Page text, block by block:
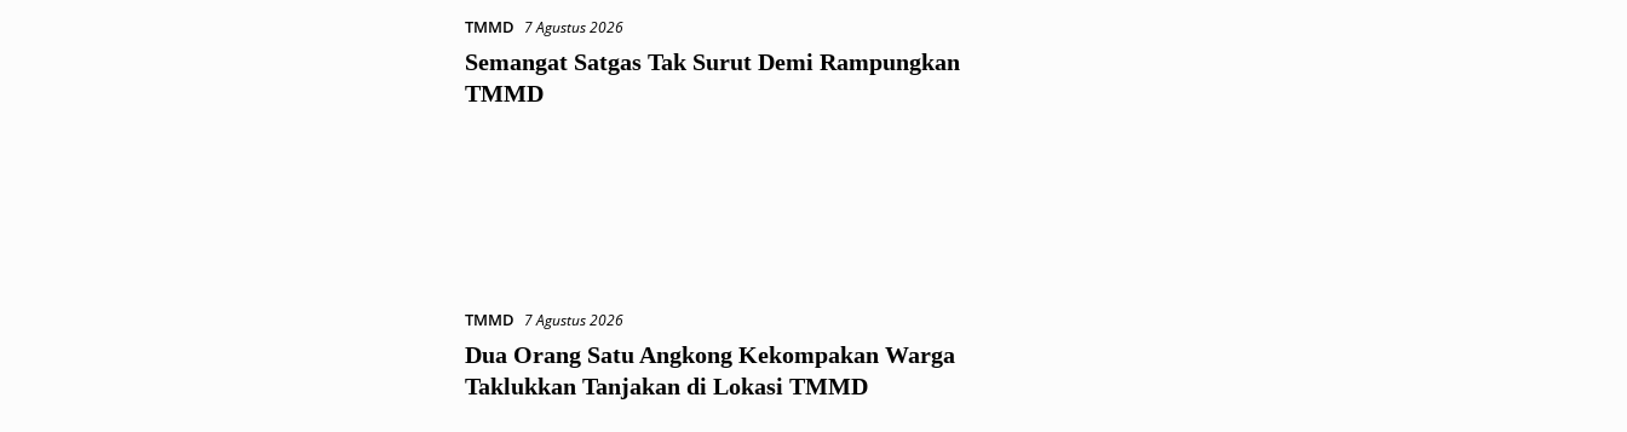
TMMD 7 Agustus 2026
Semangat Satgas Tak Surut Demi Rampungkan
TMMD
TMMD 7 Agustus 2026
Dua Orang Satu Angkong Kekompakan Warga
Taklukkan Tanjakan di Lokasi TMMD